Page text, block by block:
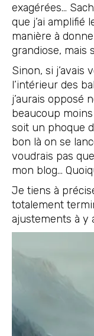
exagérées…
que j’ai amplifié
manière à
grandiose, mais
Sinon, si j’avais
l’intérieur des
j’aurais opposé
beaucoup
soit un phoque
bon là on se
voudrais pas
mon blog…
Je tiens à
totalement
ajustements à y